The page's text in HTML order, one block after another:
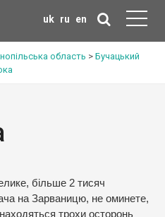
uk ru en
область > Бучацький
більше 2 тисяч
на Зарваницю, не оминете,
трохи осторонь